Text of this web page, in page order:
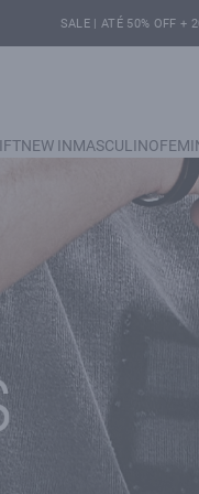
SALE | ATÉ 50% OFF +
NEW INMASCULINO